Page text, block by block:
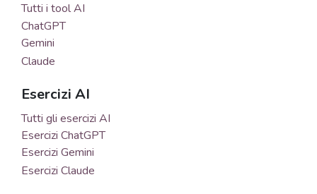
Tutti i tool AI
ChatGPT
Gemini
Claude
Esercizi AI
Tutti gli esercizi AI
Esercizi ChatGPT
Esercizi Gemini
Esercizi Claude